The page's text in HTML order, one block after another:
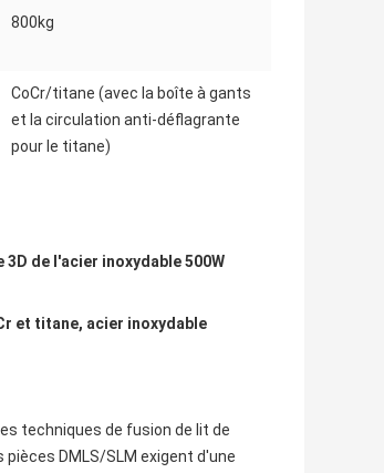
800kg
CoCr/titane (avec la boîte à gants
et la circulation anti-déflagrante
pour le titane)
3D de l'acier inoxydable 500W
et titane, acier inoxydable
techniques de fusion de lit de
DMLS/SLM exigent d'une